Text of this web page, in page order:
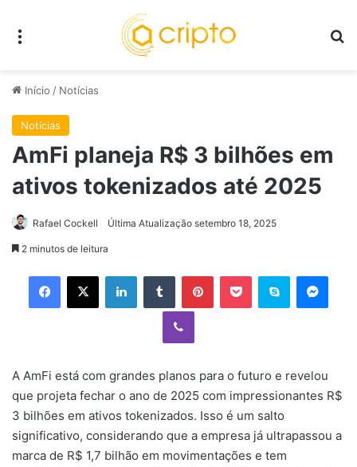
Início / Notícias
Notícias
AmFi planeja R$ 3 bilhões em
ativos tokenizados até 2025
Rafael Cockell Última Atualização setembro 18, 2025
2 minutos de leitura
Facebook
X LinkedinTumblr PinterestPocket Skype
Viber
A AmFi está com grandes planos para o futuro e revelou
que projeta fechar o ano de 2025 com impressionantes R$
3 bilhões em ativos tokenizados. Isso é um salto
significativo, considerando que a empresa já ultrapassou a
marca de R$ 1,7 bilhão em movimentações e tem